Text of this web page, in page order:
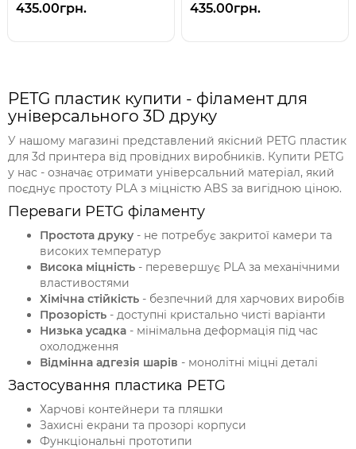
435.00грн. 435.00грн.
PETG пластик купити - філамент для
універсального 3D друку
У нашому магазині представлений якісний PETG пластик
для 3d принтера від провідних виробників. Купити PETG
у нас - означає отримати універсальний матеріал, який
поєднує простоту PLA з міцністю ABS за вигідною ціною.
Переваги PETG філаменту
Простота друку - не потребує закритої камери та
високих температур
Висока міцність - перевершує PLA за механічними
властивостями
Хімічна стійкість - безпечний для харчових виробів
Прозорість - доступні кристально чисті варіанти
Низька усадка - мінімальна деформація під час
охолодження
Відмінна адгезія шарів - монолітні міцні деталі
Застосування пластика PETG
Харчові контейнери та пляшки
Захисні екрани та прозорі корпуси
Функціональні прототипи